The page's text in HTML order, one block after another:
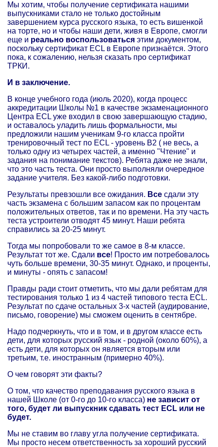
Мы хотим, чтобы получение сертификата нашими
выпускниками стало не только достойным
завершением курса русского языка, то есть вишенкой
на торте, но и чтобы наши дети, живя в Европе, смогли
еще и реально воспользоваться этим документом,
поскольку сертификат ECL в Европе признаётся. Этого
пока, к сожалению, нельзя сказать про сертификат
ТРКИ.
И в заключение.
В конце учебного года (июль 2020), когда процесс
аккредитации Школы №1 в качестве экзаменационного
Центра ECL уже входил в свою завершающую стадию,
и оставалось уладить лишь формальности, мы
предложили нашим ученикам 9-го класса пройти
тренировочный тест по ECL - уровень B2 ( не весь, а
только одну из четырех частей, а именно "Чтение" и
задания на понимание текстов). Ребята даже не знали,
что это часть теста. Они просто выполняли очередное
задание учителя. Без какой-либо подготовки.
Результаты превзошли все ожидания. Все сдали эту
часть экзамена с большим запасом как по процентам
положительных ответов, так и по времени. На эту часть
теста устроители отводят 45 минут. Наши ребята
справились за 20-25 минут.
Тогда мы попробовали то же самое в 8-м классе.
Результат тот же. Сдали все! Просто им потребовалось
чуть больше времени, 30-35 минут. Однако, и проценты,
и минуты - опять с запасом!
Правды ради стоит отметить, что мы дали ребятам для
тестирования только 1 из 4 частей типового теста ECL.
Результат по сдаче остальных 3-х частей (аудирование,
письмо, говорение) мы сможем оценить в сентябре.
Надо подчеркнуть, что и в том, и в другом классе есть
дети, для которых русский язык - родной (около 60%), а
есть дети, для которых он является вторым или
третьим, т.е. иностранным (примерно 40%).
О чем говорят эти факты?
О том, что качество преподавания русского языка в
нашей Школе (от 0-го до 10-го класса) не зависит от
того, будет ли выпускник сдавать тест ECL или не
будет.
Мы не ставим во главу угла получение сертификата.
Мы просто несем ответственность за хороший русский